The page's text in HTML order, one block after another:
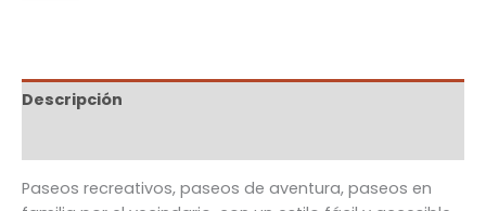
Descripción
Paseos recreativos, paseos de aventura, paseos en